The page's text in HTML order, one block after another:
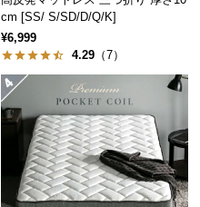
cm [SS/ S/SD/D/Q/K]
¥6,999
4.29 （7）